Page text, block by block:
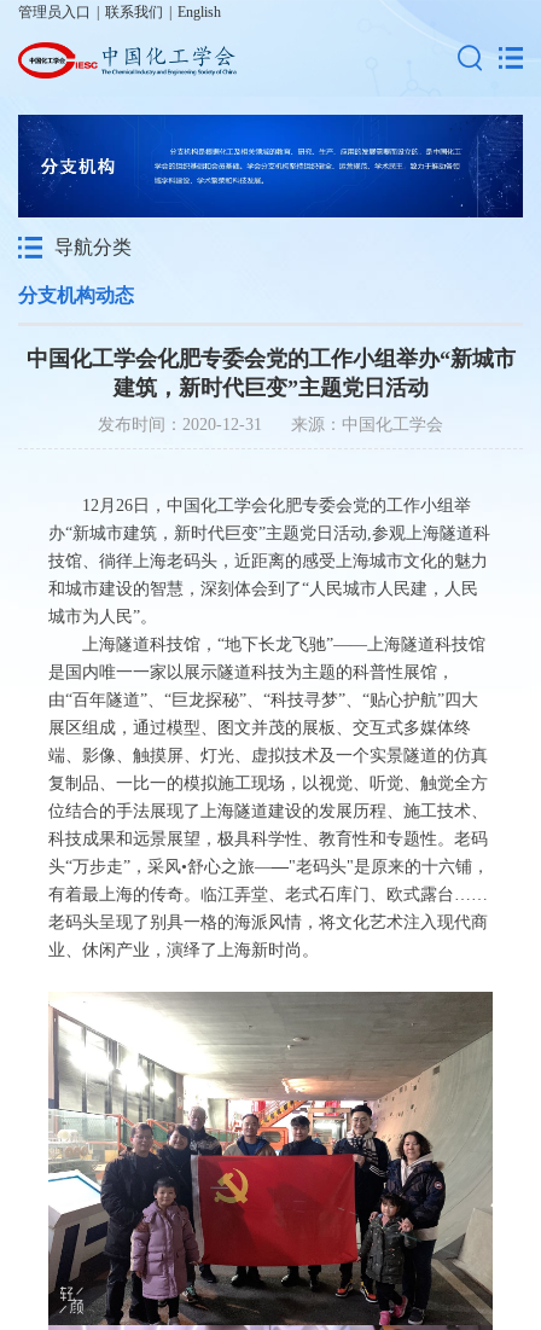
管理员入口 联系我们 English
导航分类
分支机构动态
中国化工学会化肥专委会党的工作小组举办“新城市
建筑，新时代巨变”主题党日活动
发布时间：2020-12-31 来源：中国化工学会
12月26日，中国化工学会化肥专委会党的工作小组举
办“新城市建筑，新时代巨变”主题党日活动,参观上海隧道科
技馆、徜徉上海老码头，近距离的感受上海城市文化的魅力
和城市建设的智慧，深刻体会到了“人民城市人民建，人民
城市为人民”。
上海隧道科技馆，“地下长龙飞驰”——上海隧道科技馆
是国内唯一一家以展示隧道科技为主题的科普性展馆，
由“百年隧道”、“巨龙探秘”、“科技寻梦”、“贴心护航”四大
展区组成，通过模型、图文并茂的展板、交互式多媒体终
端、影像、触摸屏、灯光、虚拟技术及一个实景隧道的仿真
复制品、一比一的模拟施工现场，以视觉、听觉、触觉全方
位结合的手法展现了上海隧道建设的发展历程、施工技术、
科技成果和远景展望，极具科学性、教育性和专题性。老码
头“万步走”，采风•舒心之旅——"老码头"是原来的十六铺 ，
有着最上海的传奇。临江弄堂、老式石库门、欧式露台……
老码头呈现了别具一格的海派风情，将文化艺术注入现代商
业、 休闲产业 ，演绎了上海新时尚。